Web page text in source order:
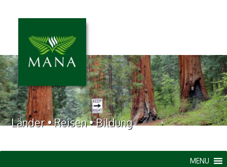
Länder • Reisen • Bildung
MENU